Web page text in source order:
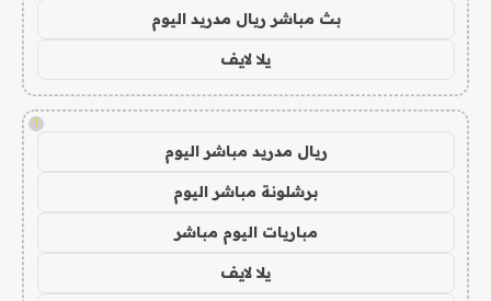
بث مباشر ريال مدريد اليوم
يلا لايف
!
ريال مدريد مباشر اليوم
برشلونة مباشر اليوم
مباريات اليوم مباشر
يلا لايف